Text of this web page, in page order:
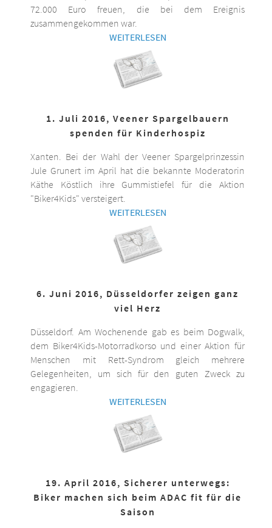
72.000 Euro freuen, die bei dem Ereignis
zusammengekommen war.
WEITERLESEN
1. Juli 2016, Veener Spargelbauern
spenden für Kinderhospiz
Xanten. Bei der Wahl der Veener Spargelprinzessin
Jule Grunert im April hat die bekannte Moderatorin
Käthe Köstlich ihre Gummistiefel für die Aktion
"Biker4Kids" versteigert.
WEITERLESEN
6. Juni 2016, Düsseldorfer zeigen ganz
viel Herz
Düsseldorf. Am Wochenende gab es beim Dogwalk,
dem Biker4Kids-Motorradkorso und einer Aktion für
Menschen mit Rett-Syndrom gleich mehrere
Gelegenheiten, um sich für den guten Zweck zu
engagieren.
WEITERLESEN
19. April 2016, Sicherer unterwegs:
Biker machen sich beim ADAC fit für die
Saison